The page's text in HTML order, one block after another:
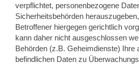
verpflichtet, personenbezogene
Sicherheitsbehörden
Betroffener hiergegen gerichtlich
kann daher nicht ausgeschlossen
Behörden (z.B. Geheimdienste) Ihre
befindlichen Daten zu